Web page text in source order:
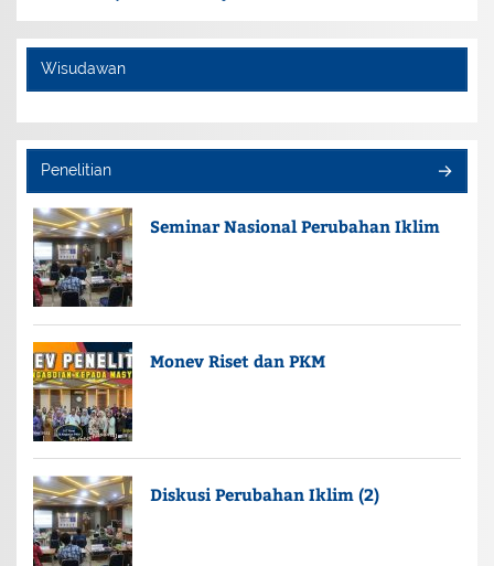
Wisudawan
Penelitian
Seminar Nasional Perubahan Iklim
Monev Riset dan PKM
Diskusi Perubahan Iklim (2)